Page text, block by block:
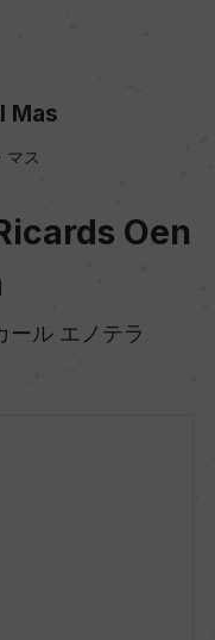
Mas
マス
Oen
ール エノテラ